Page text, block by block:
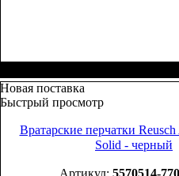
Новая поставка
Быстрый просмотр
Вратарские перчатки
Solid - черный
5570514-